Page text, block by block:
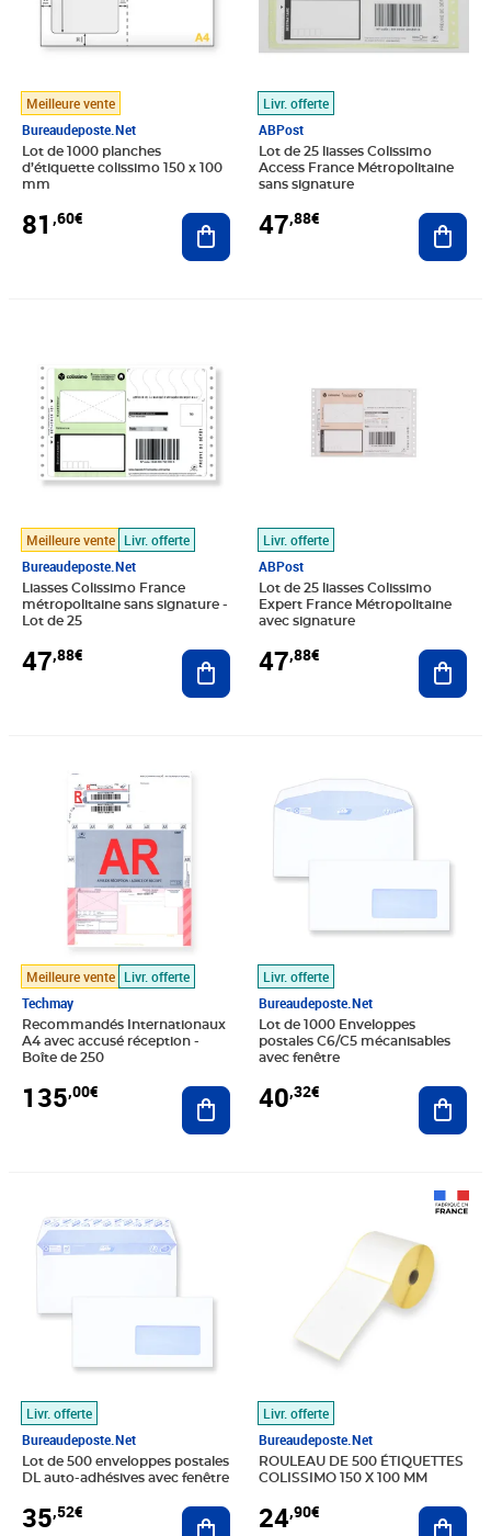
Meilleure vente
Bureaudeposte.net
Lot de 1000 planches
d’étiquette colissimo 150 x 100
mm
81 ,60€ Ajouter au panier
Livr. offerte
ABPost
Lot de 25 liasses Colissimo
Access France Métropolitaine
sans signature
47,88€
Meilleure vente Livr. offerte
Bureaudeposte.net
Liasses Colissimo France
métropolitaine sans signature -
Lot de 25
47,88€ Ajouter au panier
Livr. offerte
ABPost
Lot de 25 liasses Colissimo
Expert France Métropolitaine
avec signature
47,88€
Meilleure vente Livr. offerte
Techmay
Recommandés Internationaux
A4 avec accusé réception -
Boîte de 250
135,00€ Ajouter au panier
Livr. offerte
Bureaudeposte.net
Lot de 1000 Enveloppes
postales C6/C5 mécanisables
avec fenêtre
40,32€
Livr. offerte
Bureaudeposte.net
Lot de 500 enveloppes postales
DL auto-adhésives avec fenêtre
35,52€ Ajouter au panier
Livr. offerte
Bureaudeposte.net
ROULEAU DE 500 ÉTIQUETTES
COLISSIMO 150 X 100 MM
24,90€